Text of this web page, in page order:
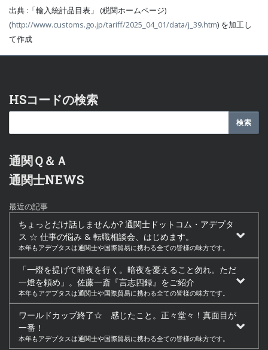
出典 :「輸入統計品目表」 (税関ホームページ)
(http://www.customs.go.jp/tariff/2025_04_01/data/j_39.htm) を加工し
て作成
HSコードの検索
通関Ｑ＆Ａ
通関士NEWS
最近の記事
ちょっとだけ話しませんか? 通関士ドットコム・アデプタ
ス ☆ 仕事の悩み & 転職相談会、はじめます。
本年もアデプタスは通関士や国際貿易に携わる全ての皆様の味方です。
「一燈を提げて暗夜を行く。暗夜を憂えること勿れ。ただ
一燈を頼め」。佐藤一斎『言志四録』をご紹介
本年もアデプタスは通関士や国際貿易に携わる全ての皆様の味方です。
ワールドカップ終了☆ 感じたこと。正々堂々！真面目が
一番！
本年もアデプタスは通関士や国際貿易に携わる全ての皆様の味方です。